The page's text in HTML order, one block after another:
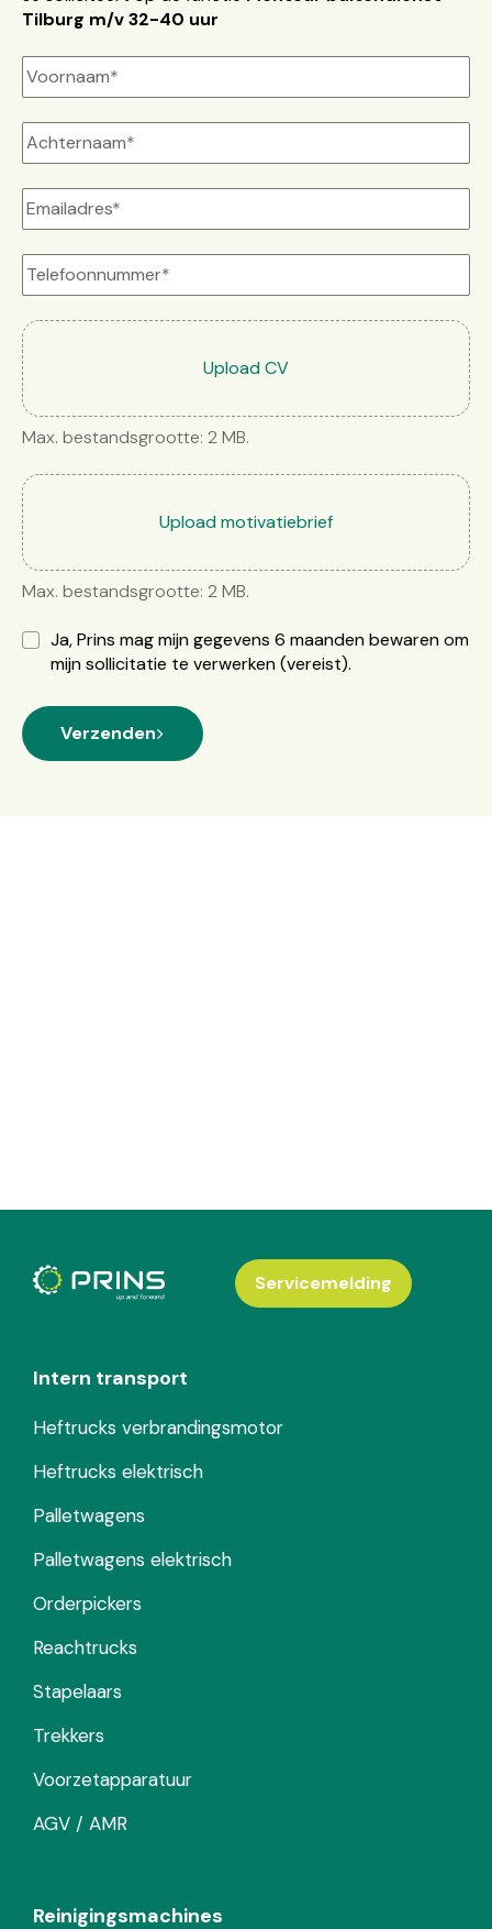
Tilburg m/v 32-40 uur
Upload CVSelecteer bestanden
Max. bestandsgrootte: 2 MB.
Upload motivatiebriefSelecteer
Max. bestandsgrootte: 2 MB.
Ja, Prins mag mijn gegevens 6 maanden bewaren om
mijn sollicitatie te verwerken(vereist)
Verzenden
Intern transport
Heftrucks verbrandingsmotor
Heftrucks elektrisch
Palletwagens
Palletwagens elektrisch
Orderpickers
Reachtrucks
Stapelaars
Trekkers
Voorzetapparatuur
AGV / AMR
Reinigingsmachines
Servicemelding